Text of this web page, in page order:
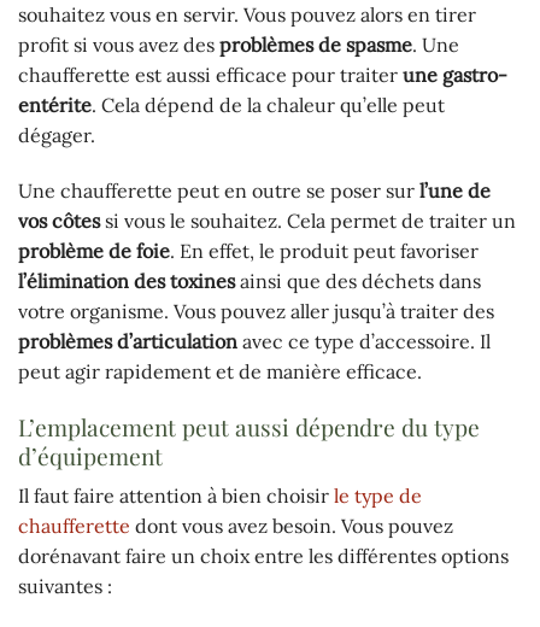
souhaitez vous en servir. Vous pouvez alors en tirer
profit si vous avez des problèmes de spasme. Une
chaufferette est aussi efficace pour traiter une gastro-
entérite. Cela dépend de la chaleur qu’elle peut
dégager.
Une chaufferette peut en outre se poser sur l’une de
vos côtessi vous le souhaitez. Cela permet de traiter un
problème de foie. En effet, le produit peut favoriser
l’élimination des toxinesainsi que des déchets dans
votre organisme. Vous pouvez aller jusqu’à traiter des
problèmes d’articulation avec ce type d’accessoire. Il
peut agir rapidement et de manière efficace.
L’emplacement peut aussi dépendre du type
d’équipement
Il faut faire attention à bien choisir le type de
chaufferette dont vous avez besoin. Vous pouvez
dorénavant faire un choix entre les différentes options
suivantes :